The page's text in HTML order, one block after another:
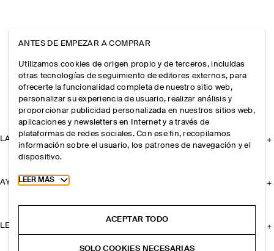
LA EMPRESA
AYUDA
LEGAL
ANTES DE EMPEZAR A COMPRAR
Utilizamos cookies de origen propio y de terceros, incluidas
otras tecnologías de seguimiento de editores externos, para
ofrecerte la funcionalidad completa de nuestro sitio web,
personalizar su experiencia de usuario, realizar análisis y
proporcionar publicidad personalizada en nuestros sitios web,
aplicaciones y newsletters en Internet y a través de
plataformas de redes sociales. Con ese fin, recopilamos
información sobre el usuario, los patrones de navegación y el
dispositivo.
Toggle more cookie information
LEER MÁS
ACEPTAR TODO
SOLO COOKIES NECESARIAS